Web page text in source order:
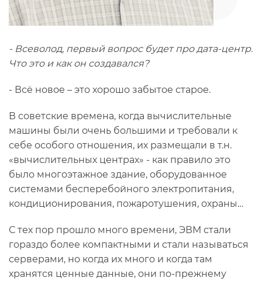
- Всеволод, первый вопрос будет про дата-центр.
Что это и как он создавался?
- Всё новое – это хорошо забытое старое.
В советские времена, когда вычислительные
машины были очень большими и требовали к
себе особого отношения, их размещали в т.н.
«вычислительных центрах» - как правило это
было многоэтажное здание, оборудованное
системами бесперебойного электропитания,
кондиционирования, пожаротушения, охраны…
С тех пор прошло много времени, ЭВМ стали
гораздо более компактными и стали называться
серверами, но когда их много и когда там
хранятся ценные данные, они по-прежнему